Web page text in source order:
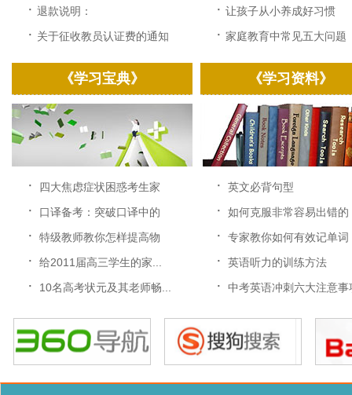
· 退款说明：
· 关于征收教员认证费的通知
· 让孩子从小养成好习惯
· 家庭教育中常见五大问题
《学习宝典》
· 四大焦虑症状困惑考生家
长...
· 口译备考：突破口译中的
速...
· 特级教师教你怎样提高物
理...
· 给2011届高三学生的家...
· 10名高考状元及其老师畅...
《学习资料》
· 英文必背句型
· 如何克服非常容易出错的
中...
· 专家教你如何有效记单词
· 英语听力的训练方法
· 中考英语冲刺六大注意事